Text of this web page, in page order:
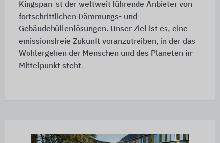
Kingspan ist der weltweit führende Anbieter von
fortschrittlichen Dämmungs- und
Gebäudehüllenlösungen. Unser Ziel ist es, eine
emissionsfreie Zukunft voranzutreiben, in der das
Wohlergehen der Menschen und des Planeten im
Mittelpunkt steht.